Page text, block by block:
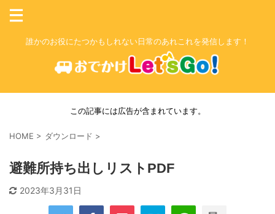
誰かのお役にたつかもしれない日常のあれこれを発信します！
この記事には広告が含まれています。
HOME > ダウンロード >
避難所持ち出しリストPDF
2023年3月31日